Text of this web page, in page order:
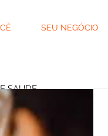
SEU NEGÓCIO
SAUDE